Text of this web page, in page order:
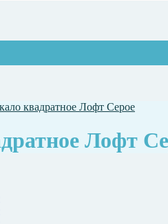
квадратное Лофт Серое
Лофт